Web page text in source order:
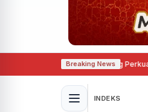
Breaking News
Demokrat Semarang Perkuat
INDEKS